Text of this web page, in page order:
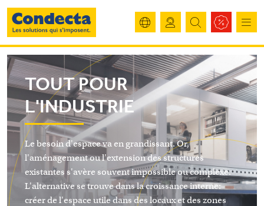
TOUT POUR
L'INDUSTRIE
Le besoin d'espace va en grandissant. Or,
l'aménagement ou l'extension des structures
existantes s'avère souvent impossible ou complexe.
L'alternative se trouve dans la croissance interne:
créer de l'espace utile dans des locaux et des zones